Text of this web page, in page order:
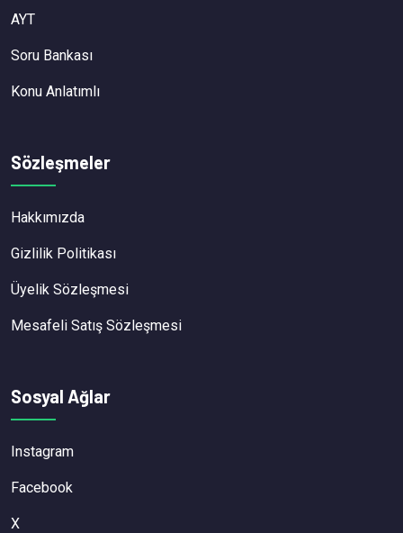
AYT
Soru Bankası
Konu Anlatımlı
Sözleşmeler
Hakkımızda
Gizlilik Politikası
Üyelik Sözleşmesi
Mesafeli Satış Sözleşmesi
Sosyal Ağlar
Instagram
Facebook
X